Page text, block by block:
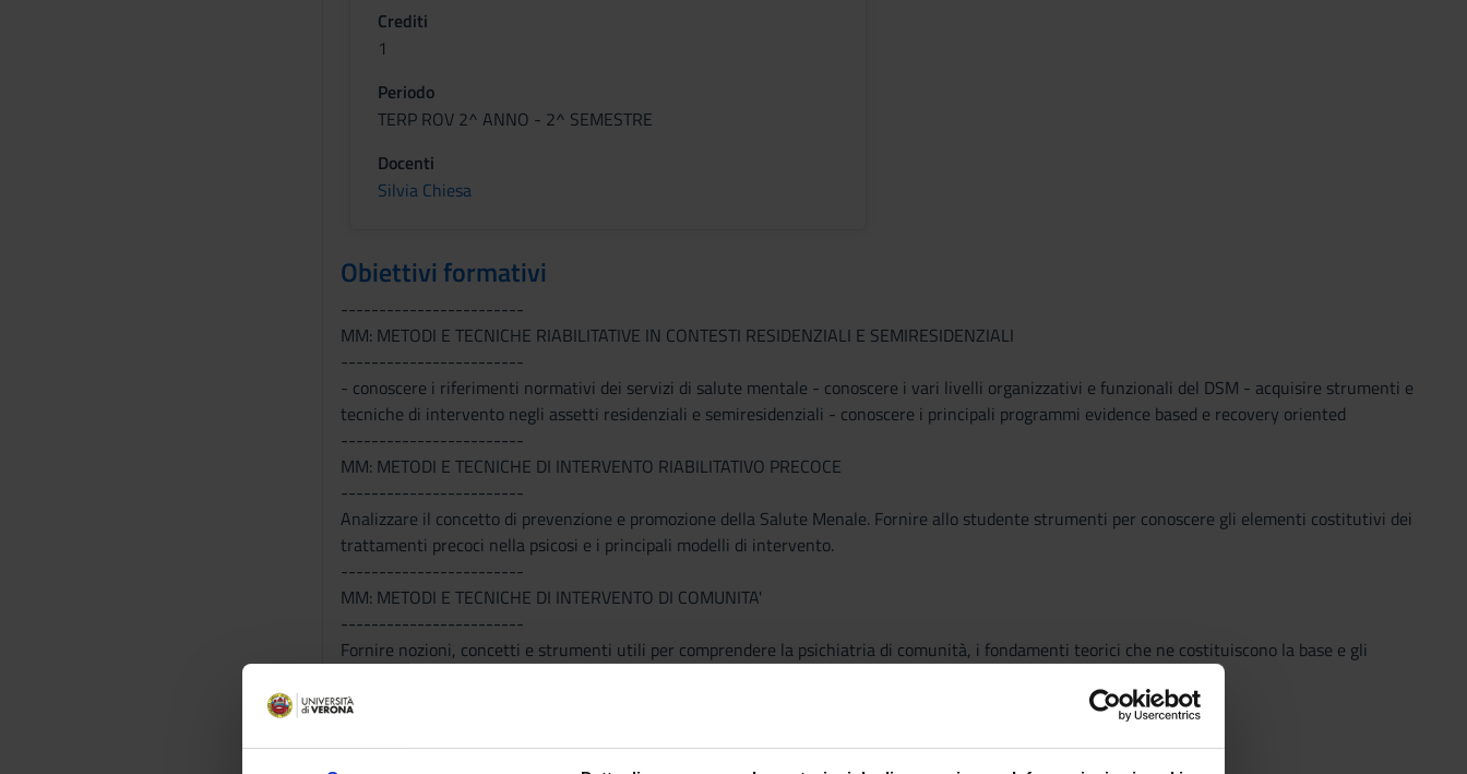
Crediti
1
Periodo
TERP ROV 2^ ANNO - 2^ SEMESTRE
Docenti
Silvia Chiesa
Obiettivi formativi
------------------------
MM: METODI E TECNICHE RIABILITATIVE IN CONTESTI RESIDENZIALI E SEMIRESIDENZIALI
------------------------
- conoscere i riferimenti normativi dei servizi di salute mentale - conoscere i vari livelli organizzativi e funzionali del DSM - acquisire strumenti e
tecniche di intervento negli assetti residenziali e semiresidenziali - conoscere i principali programmi evidence based e recovery oriented
------------------------
MM: METODI E TECNICHE DI INTERVENTO RIABILITATIVO PRECOCE
------------------------
Analizzare il concetto di prevenzione e promozione della Salute Menale. Fornire allo studente strumenti per conoscere gli elementi costitutivi dei
trattamenti precoci nella psicosi e i principali modelli di intervento.
------------------------
MM: METODI E TECNICHE DI INTERVENTO DI COMUNITA'
------------------------
Fornire nozioni, concetti e strumenti utili per comprendere la psichiatria di comunità, i fondamenti teorici che ne costituiscono la base e gli
Programma